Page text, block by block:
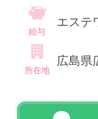
給与
エステ
所在地
広島県